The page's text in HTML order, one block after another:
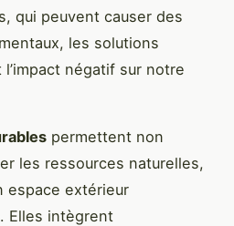
qui peuvent causer des
les solutions
négatif sur notre
permettent non
les ressources naturelles,
espace extérieur
Elles intègrent